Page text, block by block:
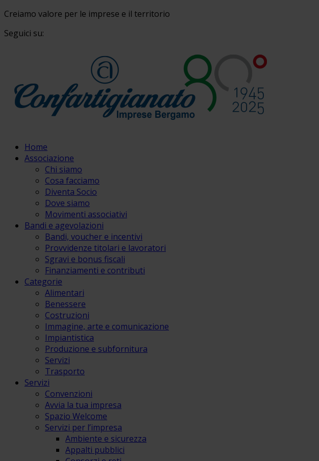
Creiamo valore per le imprese e il territorio
Seguici su:
Home
Associazione
Chi siamo
Cosa facciamo
Diventa Socio
Dove siamo
Movimenti associativi
Bandi e agevolazioni
Bandi, voucher e incentivi
Provvidenze titolari e lavoratori
Sgravi e bonus fiscali
Finanziamenti e contributi
Categorie
Alimentari
Benessere
Costruzioni
Immagine, arte e comunicazione
Impiantistica
Produzione e subfornitura
Servizi
Trasporto
Servizi
Convenzioni
Avvia la tua impresa
Spazio Welcome
Servizi per l’impresa
Ambiente e sicurezza
Appalti pubblici